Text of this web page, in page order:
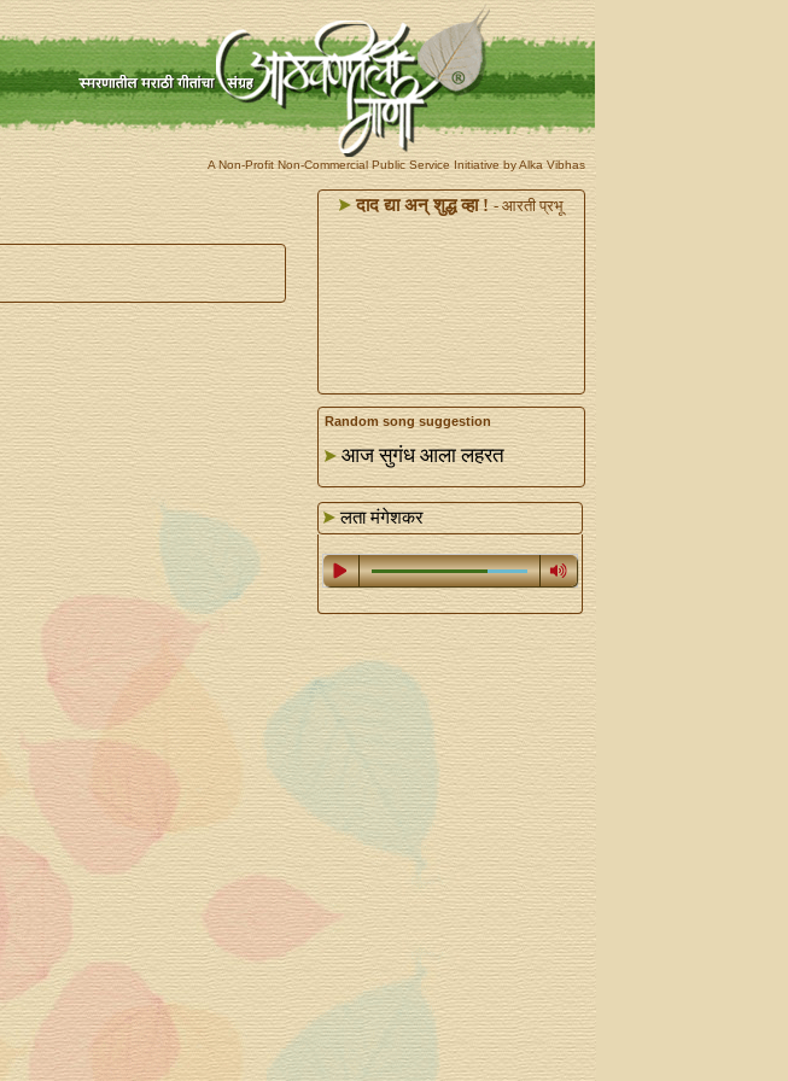
A Non-Profit Non-Commercial Public Service Initiative by Alka Vibhas
दाद द्या अन्‌ शुद्ध व्हा ! - आरती प्रभू
Random song suggestion
आज सुगंध आला लहरत
लता मंगेशकर